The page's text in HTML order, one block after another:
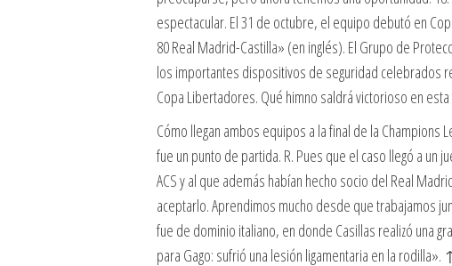
espectacular. El 31 de octubre, el equipo debutó en
80 Real Madrid-Castilla» (en inglés). El Grupo de
los importantes dispositivos de seguridad celebrados
Copa Libertadores. Qué himno saldrá victorioso en esta
Cómo llegan ambos equipos a la final de la Champions
fue un punto de partida. R. Pues que el caso llegó a un
ACS y al que además habían hecho socio del Real
aceptarlo. Aprendimos mucho desde que trabajamos
fue de dominio italiano, en donde Casillas realizó una
para Gago: sufrió una lesión ligamentaria en la